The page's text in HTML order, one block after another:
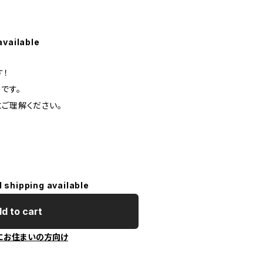
す。
理解ください。
shipping available
to cart
お住まいの方向け